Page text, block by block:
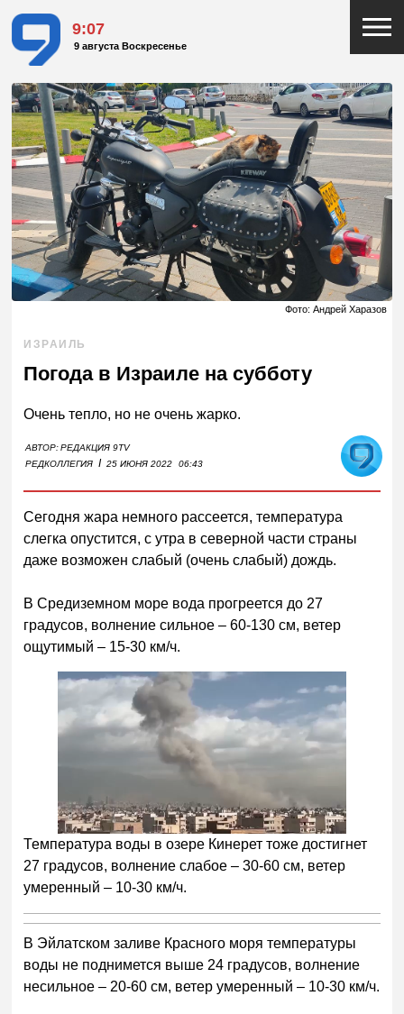
9:07
9 августа Воскресенье
Фото: Андрей Харазов
ИЗРАИЛЬ
Погода в Израиле на субботу
Очень тепло, но не очень жарко.
АВТОР:РЕДАКЦИЯ 9TV
РЕДКОЛЛЕГИЯ I 25 ИЮНЯ 2022 06:43
Сегодня жара немного рассеется, температура
слегка опустится, с утра в северной части страны
даже возможен слабый (очень слабый) дождь.
В Средиземном море вода прогреется до 27
градусов, волнение сильное – 60-130 см, ветер
ощутимый – 15-30 км/ч.
Температура воды в озере Кинерет тоже достигнет
27 градусов, волнение слабое – 30-60 см, ветер
умеренный – 10-30 км/ч.
В Эйлатском заливе Красного моря температуры
воды не поднимется выше 24 градусов, волнение
несильное – 20-60 см, ветер умеренный – 10-30 км/ч.